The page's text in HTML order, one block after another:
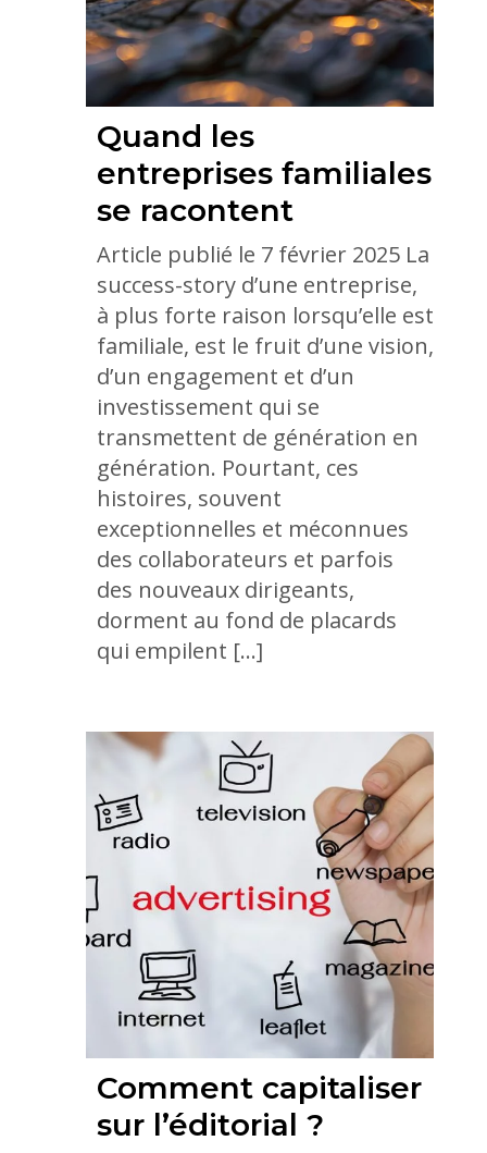
Quand les
entreprises familiales
se racontent
Article publié le 7 février 2025 La
success-story d’une entreprise,
à plus forte raison lorsqu’elle est
familiale, est le fruit d’une vision,
d’un engagement et d’un
investissement qui se
transmettent de génération en
génération. Pourtant, ces
histoires, souvent
exceptionnelles et méconnues
des collaborateurs et parfois
des nouveaux dirigeants,
dorment au fond de placards
qui empilent […]
Comment capitaliser
sur l’éditorial ?